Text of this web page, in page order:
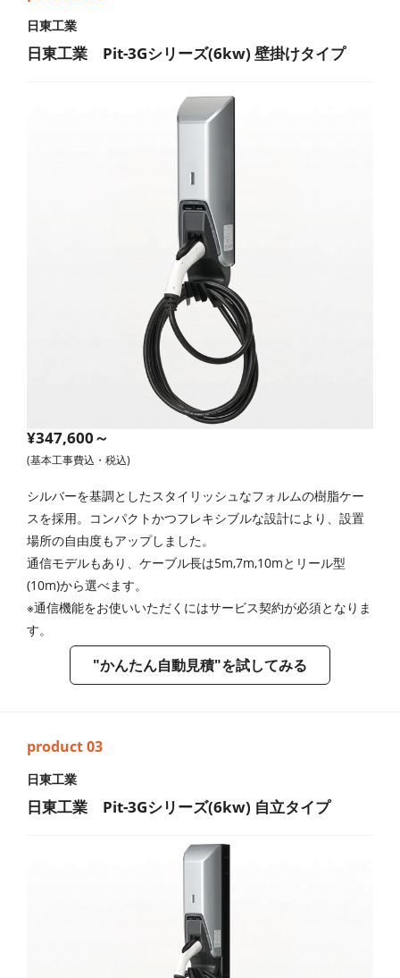
日東工業
日東工業 Pit-3Gシリーズ(6kw) 壁掛けタイプ
¥347,600～
(基本工事費込・税込)
シルバーを基調としたスタイリッシュなフォルムの樹脂ケー
スを採用。コンパクトかつフレキシブルな設計により、設置
場所の自由度もアップしました。
通信モデルもあり、ケーブル長は5m,7m,10mとリール型
(10m)から選べます。
※通信機能をお使いいただくにはサービス契約が必須となりま
す。
"かんたん自動見積"を試してみる
日東工業
日東工業 Pit-3Gシリーズ(6kw) 自立タイプ